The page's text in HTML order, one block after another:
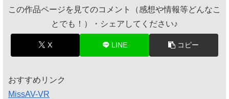
この作品ページを見てのコメント（感想や情報等どんなこ
とでも！）・シェアしてください♪
X LINE コピー
おすすめリンク
MissAV-VR